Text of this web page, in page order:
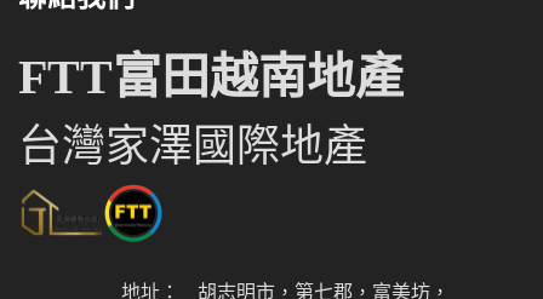
FTT富田越南地產
台灣家澤國際地產
地址：
胡志明市，第七郡，富美坊，